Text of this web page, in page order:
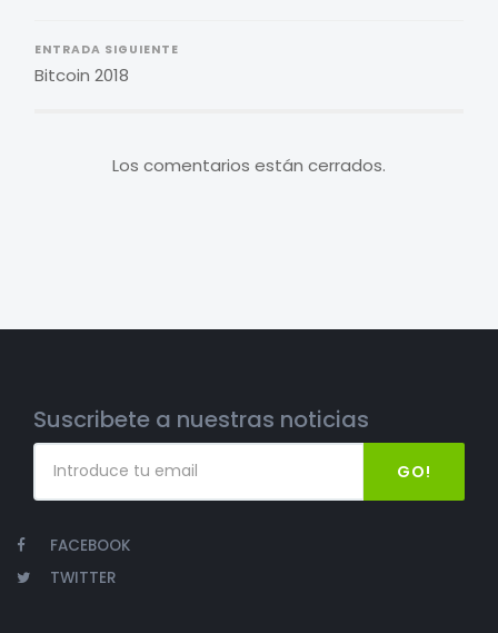
ENTRADA SIGUIENTE
Bitcoin 2018
Los comentarios están cerrados.
Suscribete a nuestras noticias
GO!
FACEBOOK
TWITTER